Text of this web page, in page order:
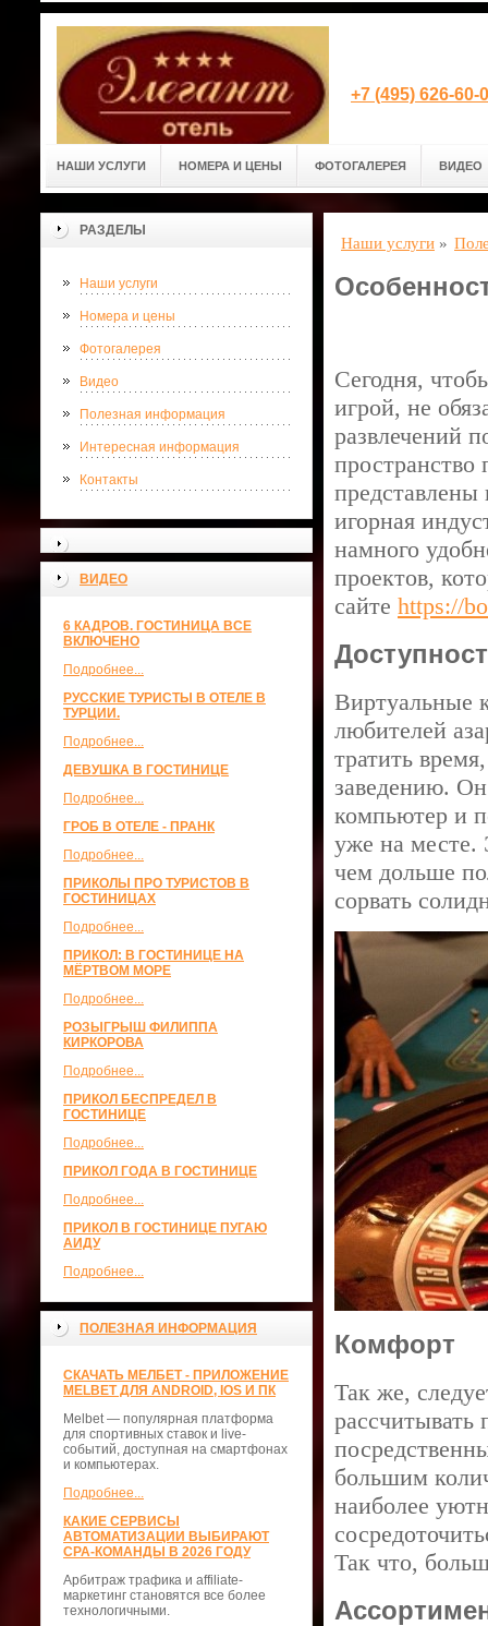
+7 (495) 626-
НАШИ УСЛУГИ НОМЕРА И ЦЕНЫ ФОТОГАЛЕРЕЯ ВИДЕО
РАЗДЕЛЫ
Наши услуги
Номера и цены
Фотогалерея
Видео
Полезная информация
Интересная информация
Контакты
ВИДЕО
6 КАДРОВ. ГОСТИНИЦА ВСЕ
ВКЛЮЧЕНО
Подробнее...
РУССКИЕ ТУРИСТЫ В ОТЕЛЕ В
ТУРЦИИ.
Подробнее...
ДЕВУШКА В ГОСТИНИЦЕ
Подробнее...
ГРОБ В ОТЕЛЕ - ПРАНК
Подробнее...
ПРИКОЛЫ ПРО ТУРИСТОВ В
ГОСТИНИЦАХ
Подробнее...
ПРИКОЛ: В ГОСТИНИЦЕ НА
МЁРТВОМ МОРЕ
Подробнее...
РОЗЫГРЫШ ФИЛИППА
КИРКОРОВА
Подробнее...
ПРИКОЛ БЕСПРЕДЕЛ В
ГОСТИНИЦЕ
Подробнее...
ПРИКОЛ ГОДА В ГОСТИНИЦЕ
Подробнее...
ПРИКОЛ В ГОСТИНИЦЕ ПУГАЮ
АИДУ
Подробнее...
ПОЛЕЗНАЯ ИНФОРМАЦИЯ
СКАЧАТЬ МЕЛБЕТ - ПРИЛОЖЕНИЕ
MELBET ДЛЯ ANDROID, IOS И ПК
Melbet — популярная платформа
для спортивных ставок и live-
событий, доступная на смартфонах
и компьютерах.
Подробнее...
КАКИЕ СЕРВИСЫ
АВТОМАТИЗАЦИИ ВЫБИРАЮТ
CPA-КОМАНДЫ В 2026 ГОДУ
Арбитраж трафика и affiliate-
маркетинг становятся все более
технологичными.
Наши услуги »
Сегодня,
игрой, не
развлечений
пространство
представлены
игорная
намного
проектов,
сайте https://
Виртуальные
любителей
тратить
заведению.
компьютер и
уже на месте.
чем дольше
сорвать
Комфорт
Так же,
рассчитывать
большим
наиболее
Так что,